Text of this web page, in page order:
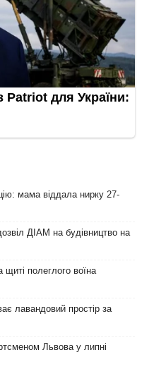
мама віддала нирку 27-
ДІАМ на будівництво на
полеглого воїна
лавандовий простір за
Львова у липні